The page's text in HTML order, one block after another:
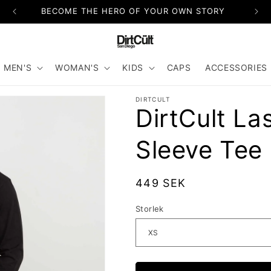
BECOME THE HERO OF YOUR OWN STORY
MEN'S WOMAN'S KIDS CAPS ACCESSORIES
DIRTCULT
DirtCult
Sleeve Tee
Ordinarie
449 SEK
Storlek